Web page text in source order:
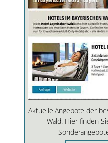
Aktuelle Angebote der
Wald. Hier finden